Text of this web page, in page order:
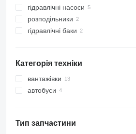
гідравлічні насоси
розподільники
гідравлічні баки
Категорія техніки
вантажівки
автобуси
Тип запчастини